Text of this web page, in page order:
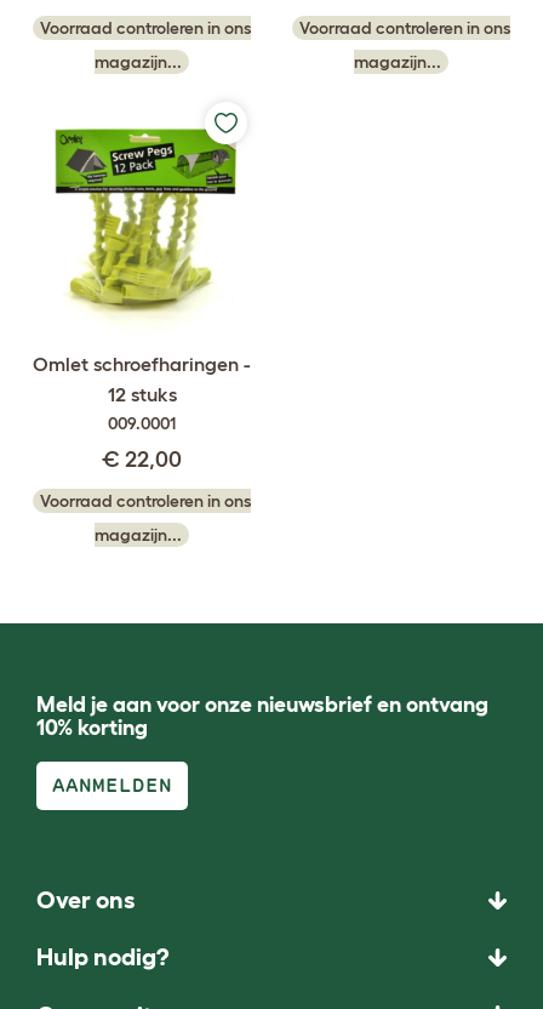
Voorraad controleren in ons
magazijn...
Voorraad controleren in ons
magazijn...
Omlet schroefharingen -
12 stuks
009.0001
€ 22,00
Voorraad controleren in ons
magazijn...
Meld je aan voor onze nieuwsbrief en ontvang
10% korting
AANMELDEN
Over ons
Hulp nodig?